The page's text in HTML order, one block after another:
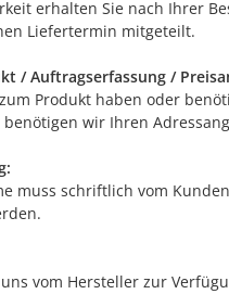
erhalten Sie nach Ihrer
Liefertermin mitgeteilt.
/ Auftragserfassung /
Produkt haben oder
wir Ihren
muss schriftlich vom
vom Hersteller zur